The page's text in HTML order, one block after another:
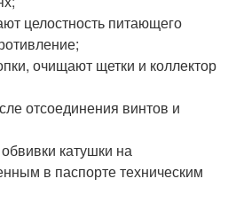
целостность питающего
очищают щетки и коллектор
отсоединения винтов и
катушки на
в паспорте техническим